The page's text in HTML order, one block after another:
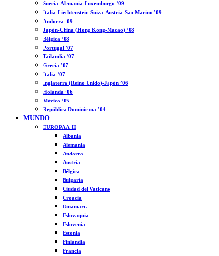
Suecia-Alemania-Luxemburgo ’09
Italia-Liechtenstein-Suiza-Austria-San Marino ’09
Andorra ’09
Japón-China (Hong Kong-Macao) ’08
Bélgica ’08
Portugal ’07
Tailandia ’07
Grecia ’07
Italia ’07
Inglaterra (Reino Unido)-Japón ’06
Holanda ’06
México ’05
República Dominicana ’04
MUNDO
EUROPA A-H
Albania
Alemania
Andorra
Austria
Bélgica
Bulgaria
Ciudad del Vaticano
Croacia
Dinamarca
Eslovaquia
Eslovenia
Estonia
Finlandia
Francia